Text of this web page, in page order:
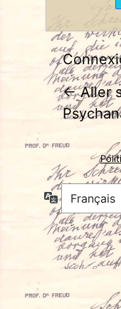
← Aller
Langue